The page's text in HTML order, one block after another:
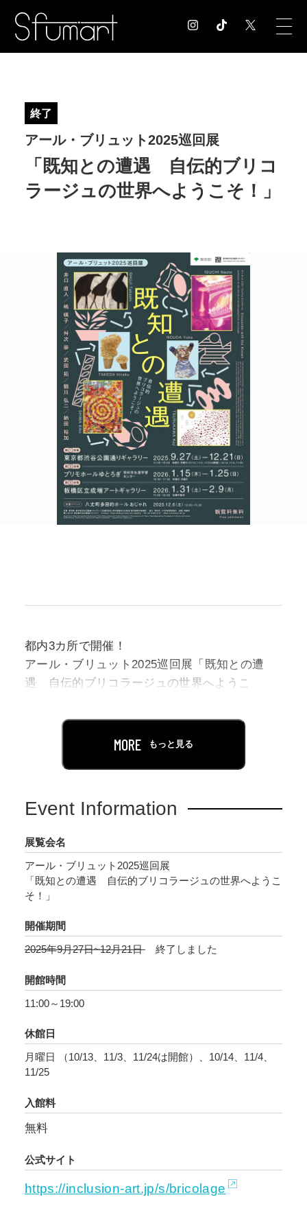
EXHIBITION 展覧会情報
MUSEUM 美術館情報
NEWS
POLICY COMPANY
終了
アール・ブリュット2025巡回展
「既知との遭遇 自伝的ブリコ
ラージュの世界へようこそ！」
都内3カ所で開催！
アール・ブリュット2025巡回展「既知との遭
遇 自伝的ブリコラージュの世界へようこ
ラージュ」をテーマに、日本のアール・ブリュ
ます。
作家たちの「ブリコラージュ」が生み出す、あ
りふれたものの思いがけない姿形。そこには作
家それぞれの人生の手跡が色濃く残されていま
す。かれらの作品と遭遇し、既に知る何かと新
たに出会い、唯一無二の必然が織りなす作り手
の「生きる方法」にもふれる機会となれば幸い
MORE もっと見る
Event Information
展覧会名
アール・ブリュット2025巡回展
「既知との遭遇 自伝的ブリコラージュの世界へようこ
そ！」
開催期間
2025年9月27日~12月21日
終了しました
開館時間
11:00～19:00
休館日
月曜日 （10/13、11/3、11/24は開館）、10/14、11/4、
11/25
入館料
無料
公式サイト
https://inclusion-art.jp/s/bricolage